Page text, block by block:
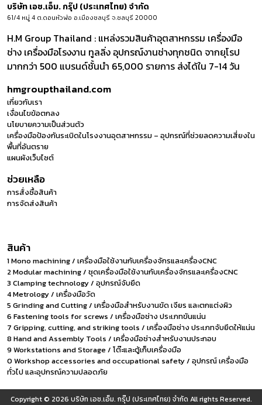
บริษัท เอช.เอ็ม. กรุ๊ป (ประเทศไทย) จำกัด
61/4 หมู่ 4 ต.ดอนหัวฬ่อ อ.เมืองชลบุรี จ.ชลบุรี 20000
H.M Group Thailand : แหล่งรวมสินค้าอุตสาหกรรม เครื่องมือ
ช่าง เครื่องมือโรงงาน ทูลลิ่ง อุปกรณ์งานช่างทุกชนิด จากยุโรป
มากกว่า 500 แบรนด์ชั้นนำ 65,000 รายการ ส่งได้ใน 7-14 วัน
hmgroupthailand.com
เกี่ยวกับเรา
เงื่อนไขข้อตกลง
นโยบายความเป็นส่วนตัว
เครื่องมือป้องกันระเบิดในโรงงานอุตสาหกรรม – อุปกรณ์ที่ช่วยลดความเสี่ยงใน
พื้นที่อันตราย
แผนผังเว็บไซต์
ช่วยเหลือ
การสั่งซื้อสินค้า
การจัดส่งสินค้า
สินค้า
1 Mono machining / เครื่องมือใช้งานกับเครื่องจักรและเครื่องCNC
2 Modular machining / ชุดเครื่องมือใช้งานกับเครื่องจักรและเครื่องCNC
3 Clamping technology / อุปกรณ์จับยึด
4 Metrology / เครื่องมือวัด
5 Grinding and Cutting / เครื่องมือสำหรับงานขัด เจียร และตกแต่งผิว
6 Fastening tools for screws / เครื่องมือช่าง ประเภทขันแน่น
7 Gripping, cutting, and striking tools / เครื่องมือช่าง ประเภทจับยึดให้แน่น
8 Hand and Assembly Tools / เครื่องมือช่างสำหรับงานประกอบ
9 Workstations and Storage / โต๊ะและตู้เก็บเครื่องมือ
0 Workshop accessories and occupational safety / อุปกรณ์ เครื่องมือ
ทั่วไป และอุปกรณ์ความปลอดภัย
Copyright © 2026 บริษัท เอช.เอ็ม. กรุ๊ป (ประเทศไทย) จำกัด All rights Reserved.